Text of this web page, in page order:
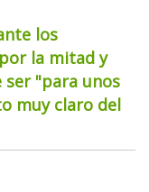
los
la mitad y
"para unos
muy claro del